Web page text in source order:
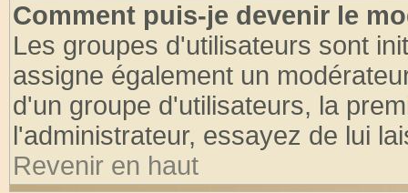
Comment puis-je devenir le
Les groupes d'utilisateurs sont
assigne également un
d'un groupe d'utilisateurs, la
l'administrateur, essayez de lui
Revenir en haut